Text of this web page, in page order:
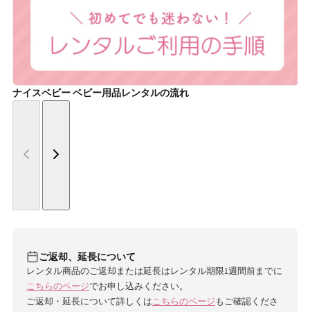
ナイスベビー ベビー用品レンタルの流れ
ご返却、延長について
レンタル商品のご返却または延長はレンタル期限1週間前までに
こちらのページでお申し込みください。
ご返却・延長について詳しくはこちらのページもご確認くださ